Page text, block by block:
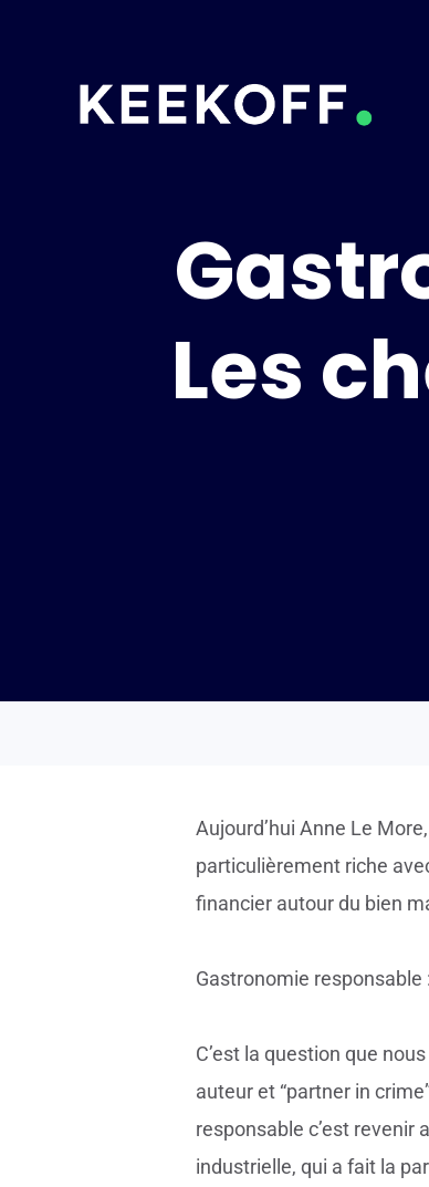
Les
Aujourd’hui Anne Le
particulièrement riche
financier autour du bien
Gastronomie responsable
C’est la question que
auteur et “partner in
responsable c’est revenir
industrielle, qui a fait la